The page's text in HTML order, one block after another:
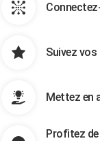
Suivez
Mettez en
Profitez